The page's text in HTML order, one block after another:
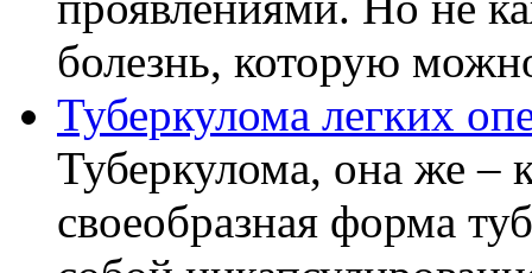
болезнь, которую
Туберкулома легких
Туберкулома, она же –
своеобразная форма